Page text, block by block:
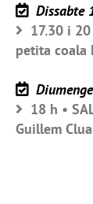
Dissabte
17.30 i 20
petita coala
18 h •
Guillem